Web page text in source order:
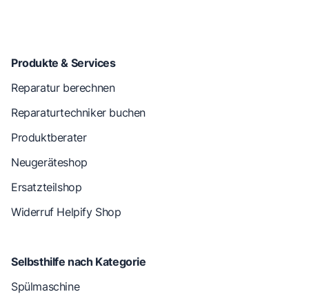
Produkte & Services
Reparatur berechnen
Reparaturtechniker buchen
Produktberater
Neugeräteshop
Ersatzteilshop
Widerruf Helpify Shop
Selbsthilfe nach Kategorie
Spülmaschine